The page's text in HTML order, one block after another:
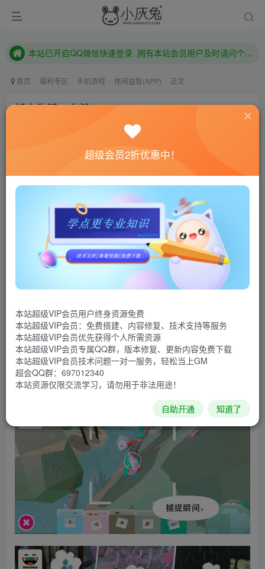
已注册用户及时绑定邮箱,防止忘记资料
已注册用户及时绑定邮箱,防止忘记资料
首页 福利专区 手机游戏 休闲益智(APP) 正文
托卡生活：自然v2.0
联网教程： 内附教程
单机教程： 内附教程
不懂的话联系客服！！！
塑造大自然，观察它的演化过程。种植树木，收获森
林。矗立高山，欣赏奇妙景观。摘浆果，采蘑菇，收坚果，
喂养各种各样的动物。了解每种动物的饮食习惯，试试多少
啄木鸟在树木之间的往返瞬间，静静观望白昼慢慢化作黑
夜。
谷歌市场售价4.99美元好游戏，付费游戏免费玩！
游戏截图
超级会员2折优惠中！
本站超级VIP会员用户终身资源免费
本站超级VIP会员：免费搭建、内容修复、技术支持等服务
本站超级VIP会员优先获得个人所需资源
本站超级VIP会员专属QQ群，版本修复、更新内容免费下载
本站超级VIP会员技术问题一对一服务，轻松当上GM
超会QQ群：697012340
本站资源仅限交流学习，请勿用于非法用途！
自助开通 知道了